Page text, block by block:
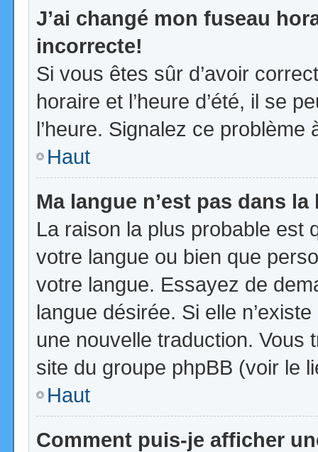
J’ai changé mon fuseau
incorrecte!
Si vous êtes sûr d’avoir
horaire et l’heure d’été, il se
l’heure. Signalez ce problème
Haut
Ma langue n’est pas dans la
La raison la plus probable est
votre langue ou bien que
votre langue. Essayez de
langue désirée. Si elle
une nouvelle traduction. Vous
site du groupe phpBB (voir le
Haut
Comment puis-je afficher